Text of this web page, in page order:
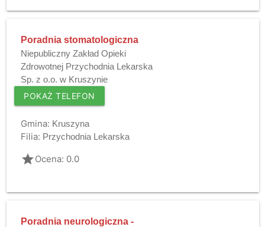
Poradnia stomatologiczna
Niepubliczny Zakład Opieki
Zdrowotnej Przychodnia Lekarska
Sp. z o.o. w Kruszynie
POKAŻ TELEFON
Gmina: Kruszyna
Filia: Przychodnia Lekarska
gradeOcena: 0.0
Poradnia neurologiczna -